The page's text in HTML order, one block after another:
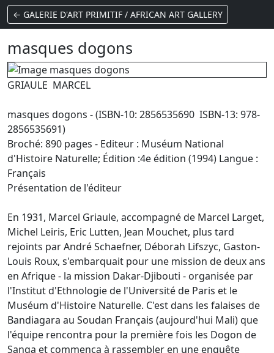
← GALERIE D'ART PRIMITIF / AFRICAN ART GALLERY
masques dogons
GRIAULE MARCEL
masques dogons - (ISBN-10: 2856535690 ISBN-13: 978-
2856535691)
Broché: 890 pages - Editeur : Muséum National
d'Histoire Naturelle; Édition :4e édition (1994) Langue :
Français
Présentation de l'éditeur
En 1931, Marcel Griaule, accompagné de Marcel Larget,
Michel Leiris, Eric Lutten, Jean Mouchet, plus tard
rejoints par André Schaefner, Déborah Lifszyc, Gaston-
Louis Roux, s'embarquait pour une mission de deux ans
en Afrique - la mission Dakar-Djibouti - organisée par
l'Institut d'Ethnologie de l'Université de Paris et le
Muséum d'Histoire Naturelle. C'est dans les falaises de
Bandiagara au Soudan Français (aujourd'hui Mali) que
l'équipe rencontra pour la première fois les Dogon de
Sanga et commença à rassembler en une enquête